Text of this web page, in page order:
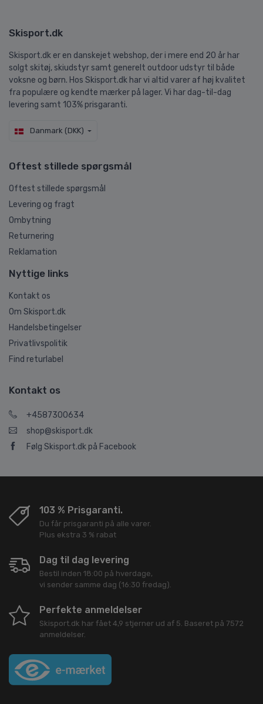
Skisport.dk
Skisport.dk er en danskejet webshop, der i mere end 20 år har
solgt skitøj, skiudstyr samt generelt outdoor udstyr til både
voksne og børn. Hos Skisport.dk har vi altid varer af høj kvalitet
fra populære og kendte mærker på lager. Vi har dag-til-dag
levering samt 103% prisgaranti.
Danmark (DKK)
Oftest stillede spørgsmål
Oftest stillede spørgsmål
Levering og fragt
Ombytning
Returnering
Reklamation
Nyttige links
Kontakt os
Om Skisport.dk
Handelsbetingelser
Privatlivspolitik
Find returlabel
Kontakt os
+4587300634
shop@skisport.dk
Følg Skisport.dk på Facebook
103 % Prisgaranti.
Du får prisgaranti på alle varer.
Plus ekstra 3 % rabat
Dag til dag levering
Bestil inden 18:00 på hverdage,
vi sender samme dag (16:30 fredag).
Perfekte anmeldelser
Skisport.dk har fået 4,9 stjerner ud af 5. Baseret på 7572
anmeldelser.